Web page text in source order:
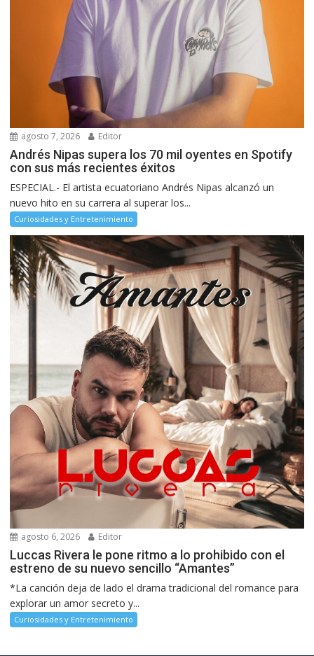
agosto 7, 2026 Editor
Andrés Nipas supera los 70 mil oyentes en Spotify
con sus más recientes éxitos
ESPECIAL.- El artista ecuatoriano Andrés Nipas alcanzó un
nuevo hito en su carrera al superar los...
Curiosidades y Entretenimiento
agosto 6, 2026 Editor
Luccas Rivera le pone ritmo a lo prohibido con el
estreno de su nuevo sencillo “Amantes”
*La canción deja de lado el drama tradicional del romance para
explorar un amor secreto y...
Curiosidades y Entretenimiento